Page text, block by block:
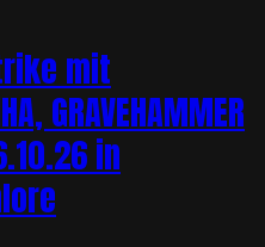
mit
GRAVEHAMMER
in